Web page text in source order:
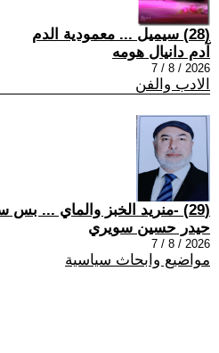
(28) سيميل ... معمودية الدم
آدم دانيال هومه
2026 / 8 / 7
الادب والفن
(29) -منريد الخبز والماي ... بس سالم ابو عداي-
حيدر حسين سويري
2026 / 8 / 7
مواضيع وابحاث سياسية